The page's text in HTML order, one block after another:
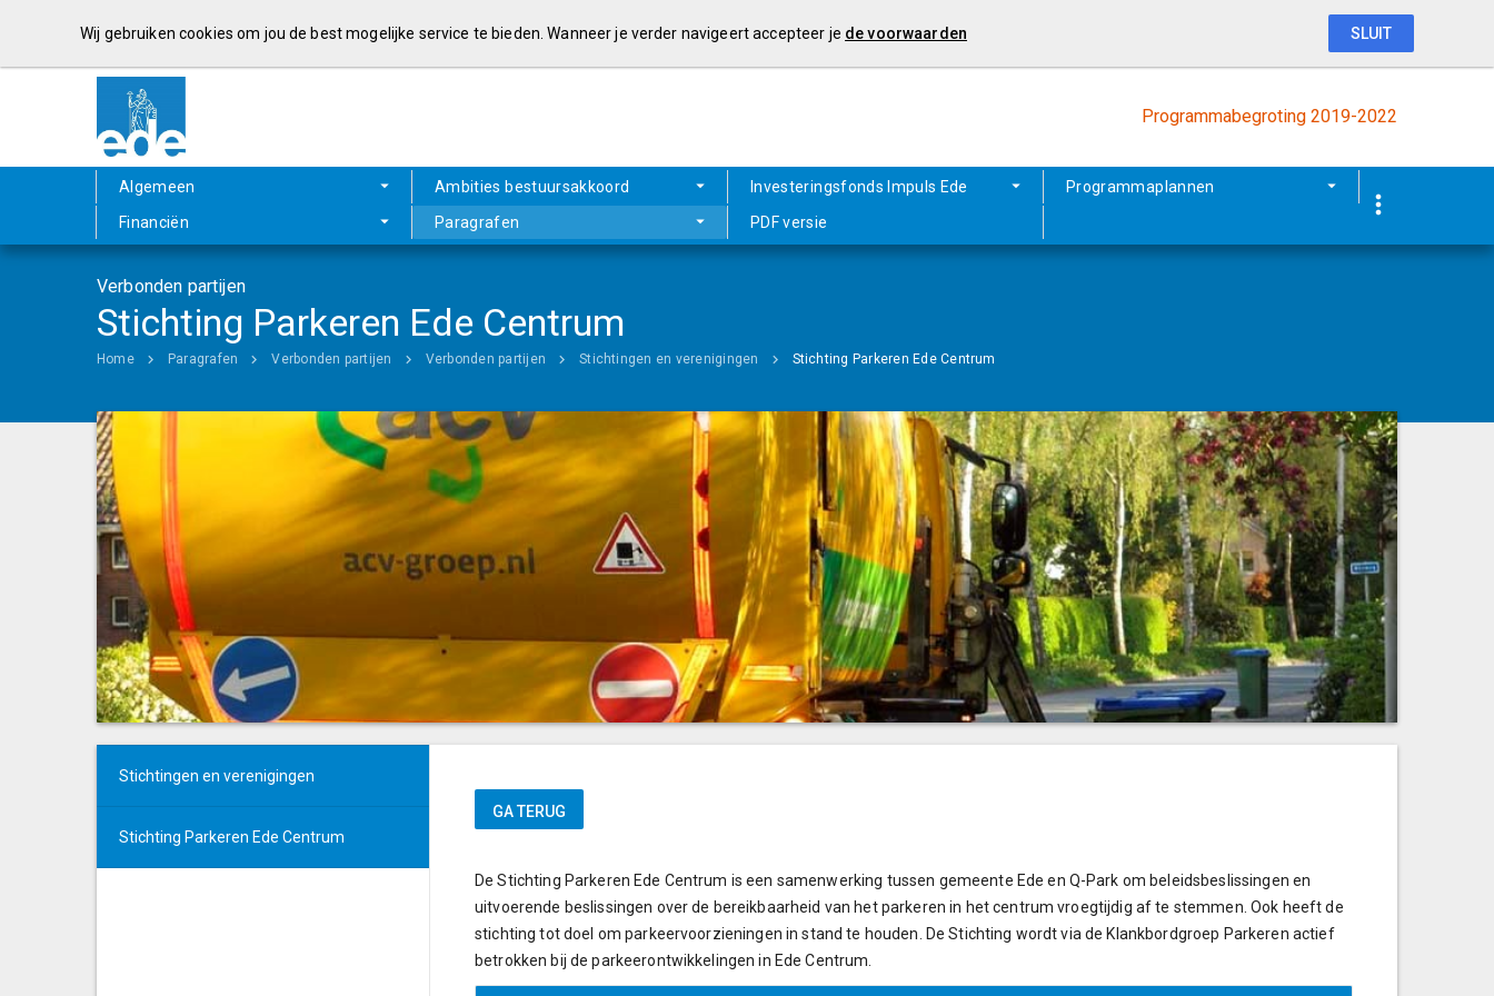
Programmabegroting 2019-2022
Algemeen Ambities bestuursakkoord Investeringsfonds Impuls Ede
Programmaplannen
Financiën
Paragrafen PDF versie
Verbonden partijen
Stichting Parkeren Ede Centrum
Home Paragrafen Verbonden partijen Verbonden partijen Stichtingen en verenigingen Stichting Parkeren Ede Centrum
De Stichting Parkeren Ede Centrum is een samenwerking tussen gemeente Ede en Q-Park om beleidsbeslissingen en
uitvoerende beslissingen over de bereikbaarheid van het parkeren in het centrum vroegtijdig af te stemmen. Ook heeft de
stichting tot doel om parkeervoorzieningen in stand te houden. De Stichting wordt via de Klankbordgroep Parkeren actief
betrokken bij de parkeerontwikkelingen in Ede Centrum.
Stichtingen en verenigingen
Stichting Parkeren Ede Centrum
Wij gebruiken cookies om jou de best mogelijke service te bieden. Wanneer je verder navigeert accepteer je de voorwaarden SLUIT